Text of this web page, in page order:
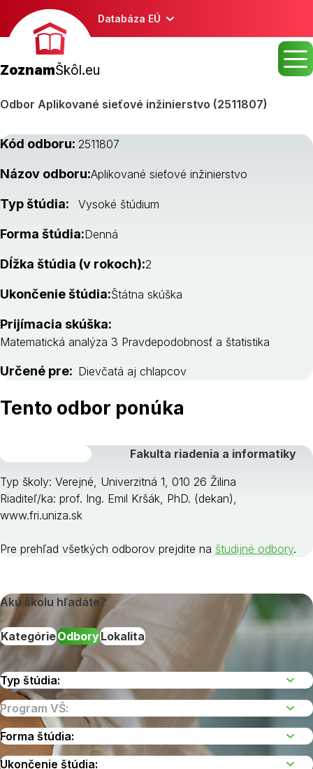
Databáza EÚ
ZoznamŠkôl.eu
Odbor Aplikované sieťové inžinierstvo (2511807)
Kód odboru: 2511807
Názov odboru:Aplikované sieťové inžinierstvo
Typ štúdia: Vysoké štúdium
Forma štúdia:Denná
Dĺžka štúdia (v rokoch):2
Ukončenie štúdia:Štátna skúška
Prijímacia skúška:
Matematická analýza 3 Pravdepodobnosť a štatistika
Určené pre: Dievčatá aj chlapcov
Tento odbor ponúka
Fakulta riadenia a informatiky
Typ školy: Verejné, Univerzitná 1, 010 26 Žilina
Riaditeľ/ka: prof. Ing. Emil Kršák, PhD. (dekan),
www.fri.uniza.sk
Pre prehľad všetkých odborov prejdite na študijné odbory.
Akú školu hľadáte?
KategórieOdboryLokalita